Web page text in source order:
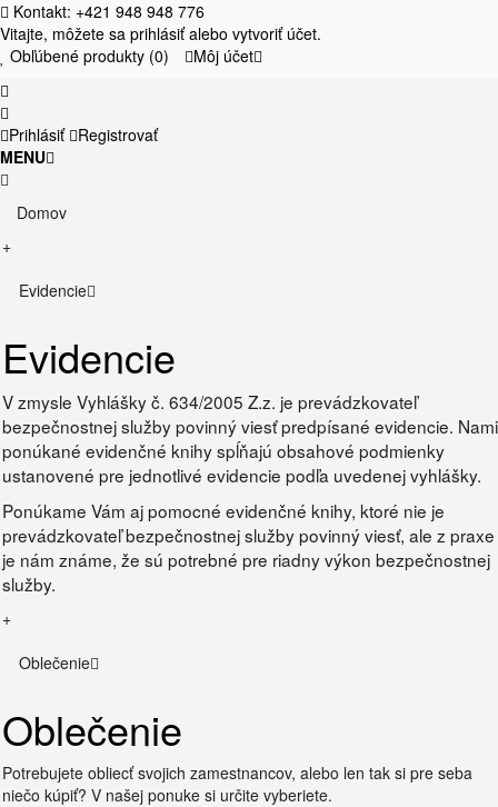
Kontakt: +421 948 948 776
Vitajte, môžete sa prihlásiťalebo vytvoriť účet.
Obľúbené produkty (0)
Môj účet
Prihlásiť
Registrovať
MENU
Domov
+
Evidencie
Evidencie
V zmysle Vyhlášky č. 634/2005 Z.z. je prevádzkovateľ
bezpečnostnej služby povinný viesť predpísané evidencie. Nami
ponúkané evidenčné knihy spĺňajú obsahové podmienky
ustanovené pre jednotlivé evidencie podľa uvedenej vyhlášky.
Ponúkame Vám aj pomocné evidenčné knihy, ktoré nie je
prevádzkovateľ bezpečnostnej služby povinný viesť, ale z praxe
je nám známe, že sú potrebné pre riadny výkon bezpečnostnej
služby.
+
Oblečenie
Oblečenie
Potrebujete obliecť svojich zamestnancov, alebo len tak si pre seba
niečo kúpiť? V našej ponuke si určite vyberiete.